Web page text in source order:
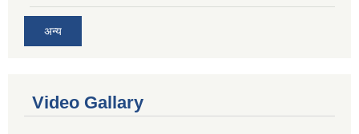
अन्य
Video Gallary